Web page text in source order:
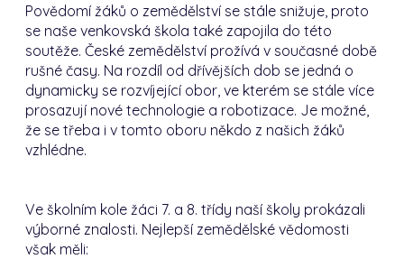
Povědomí žáků o zemědělství se stále snižuje, proto
se naše venkovská škola také zapojila do této
soutěže. České zemědělství prožívá v současné době
rušné časy. Na rozdíl od dřívějších dob se jedná o
dynamicky se rozvíjející obor, ve kterém se stále více
prosazují nové technologie a robotizace. Je možné,
že se třeba i v tomto oboru někdo z našich žáků
vzhlédne.
Ve školním kole žáci 7. a 8. třídy naší školy prokázali
výborné znalosti. Nejlepší zemědělské vědomosti
však měli: